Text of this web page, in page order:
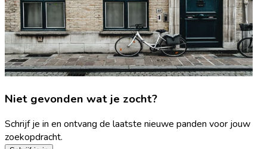
Niet gevonden wat je zocht?
Schrijf je in en ontvang de laatste nieuwe panden voor jouw
zoekopdracht.